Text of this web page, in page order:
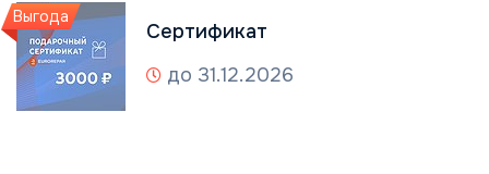
Выгода
Сертификат
до 31.12.2026